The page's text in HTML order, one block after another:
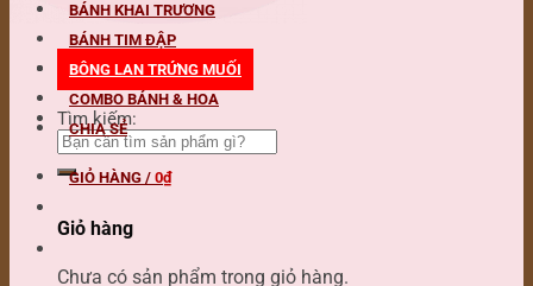
Tìm kiếm:
BÁNH KHAI TRƯƠNG
BÁNH TIM ĐẬP
BÔNG LAN TRỨNG MUỐI
COMBO BÁNH & HOA
CHIA SẺ
GIỎ HÀNG / 0₫
Giỏ hàng
Chưa có sản phẩm trong giỏ hàng.